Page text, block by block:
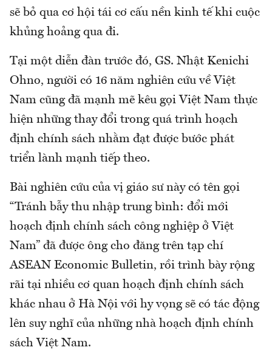
sẽ bỏ qua cơ hội tái cơ cấu nền kinh tế khi cuộc
khủng hoảng qua đi.
Tại một diễn đàn trước đó, GS. Nhật Kenichi
Ohno, người có 16 năm nghiên cứu về Việt
Nam cũng đã mạnh mẽ kêu gọi Việt Nam thực
hiện những thay đổi trong quá trình hoạch
định chính sách nhằm đạt được bước phát
triển lành mạnh tiếp theo.
Bài nghiên cứu của vị giáo sư này có tên gọi
“Tránh bẫy thu nhập trung bình: đổi mới
hoạch định chính sách công nghiệp ở Việt
Nam” đã được ông cho đăng trên tạp chí
ASEAN Economic Bulletin, rồi trình bày rộng
rãi tại nhiều cơ quan hoạch định chính sách
khác nhau ở Hà Nội với hy vọng sẽ có tác động
lên suy nghĩ của những nhà hoạch định chính
sách Việt Nam.